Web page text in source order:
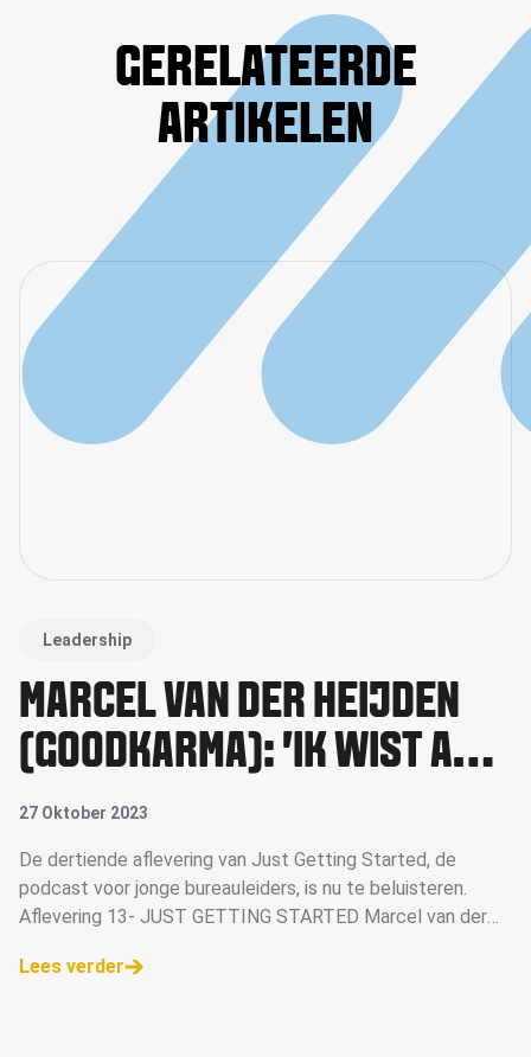
GERELATEERDE
ARTIKELEN
Leadership
MARCEL VAN DER HEIJDEN
(GOODKARMA): 'IK WIST ALS
STUDENT AL DAT IK EEN
EIGEN BUREAU WILDE'
27 Oktober 2023
De dertiende aflevering van Just Getting Started, de
podcast voor jonge bureauleiders, is nu te beluisteren.
Aflevering 13- JUST GETTING STARTED Marcel van der
Lees verder